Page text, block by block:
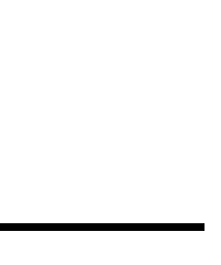
ชาย 3 คน วัยไล่เลี่ยกัน